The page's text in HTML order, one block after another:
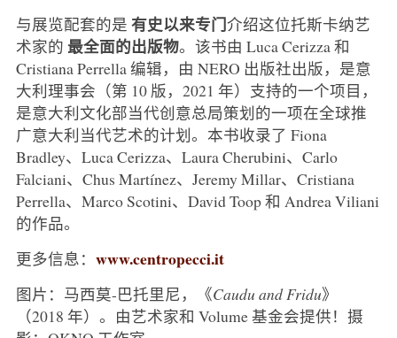
与展览配套的是 有史以来专门介绍这位托斯卡纳艺
术家的 最全面的出版物。该书由 Luca Cerizza 和
Cristiana Perrella 编辑，由 NERO 出版社出版，是意
大利理事会（第 10 版，2021 年）支持的一个项目，
是意大利文化部当代创意总局策划的一项在全球推
广意大利当代艺术的计划。本书收录了 Fiona
Bradley、Luca Cerizza、Laura Cherubini、Carlo
Falciani、Chus Martínez、Jeremy Millar、Cristiana
Perrella、Marco Scotini、David Toop 和 Andrea Viliani
的作品。
更多信息： www.centropecci.it
图片：马西莫-巴托里尼，《Caudu and Fridu》
（2018 年）。由艺术家和 Volume 基金会提供！摄